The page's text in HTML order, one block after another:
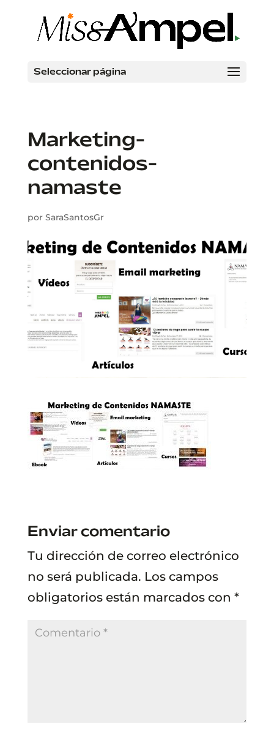
Seleccionar página
Marketing-
contenidos-
namaste
por SaraSantosGr
Enviar comentario
Tu dirección de correo electrónico
no será publicada. Los campos
obligatorios están marcados con *